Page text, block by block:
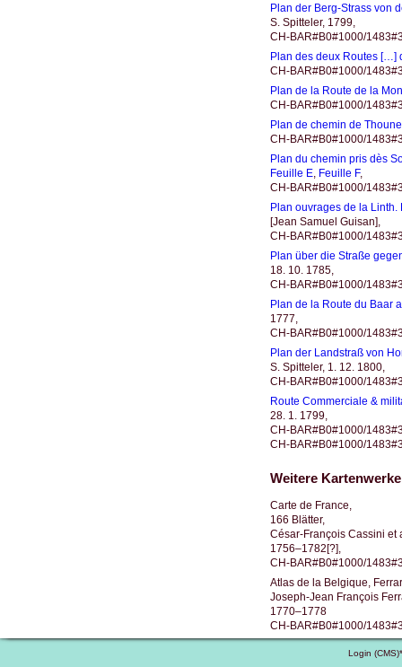
Plan der Berg-Strass von
S. Spitteler, 1799,
CH-BAR#B0#1000/
Plan des deux Routes […]
CH-BAR#B0#1000/
Plan de la Route de la
CH-BAR#B0#1000/
Plan de chemin de
CH-BAR#B0#1000/
Plan du chemin pris dès
Feuille E, Feuille F,
CH-BAR#B0#1000/
Plan ouvrages de la
[Jean Samuel Guisan],
CH-BAR#B0#1000/
Plan über die Straße
18. 10. 1785,
CH-BAR#B0#1000/
Plan de la Route du Baar
1777,
CH-BAR#B0#1000/
Plan der Landstraß von
S. Spitteler, 1. 12. 1800,
CH-BAR#B0#1000/
Route Commerciale &
28. 1. 1799,
CH-BAR#B0#1000/
CH-BAR#B0#1000/
Weitere Kartenwerke
Carte de France,
166 Blätter,
César-François Cassini et
1756–1782[?],
CH-BAR#B0#1000/
Atlas de la Belgique,
Joseph-Jean François
1770–1778
CH-BAR#B0#1000/
Login (CMS)*